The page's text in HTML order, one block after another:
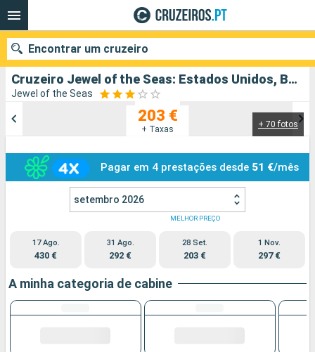
Cruzeiro Jewel of the Seas: Estados Unidos, Bahamas partindo de Fort Lauderdale
Jewel of the Seas
+ 70 fotos
203 €
+ Taxas
Pagar em 4 prestações desde 51 €/mês
setembro 2026
17 Ago.
430 €
31 Ago.
292 €
MELHOR PREÇO
28 Set.
203 €
1 Nov.
297 €
A minha categoria de cabine
Encontrar um cruzeiro
Data de partida
Companhias
Pesquisar